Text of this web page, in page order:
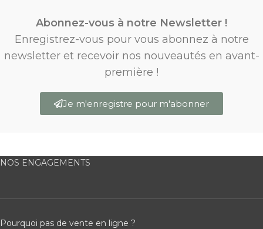
Abonnez-vous à notre Newsletter !
Enregistrez-vous pour vous abonnez à notre
newsletter et recevoir nos nouveautés en avant-
première !
Je m'enregistre pour m'abonner
NOS ENGAGEMENTS
Pourquoi pas de vente en ligne ?